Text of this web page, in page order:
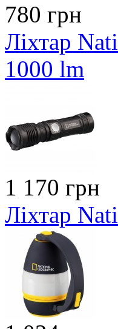
780 грн
Ліхтар
1000 lm
1 170 грн
Ліхтар